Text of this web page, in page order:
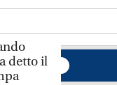
detto il